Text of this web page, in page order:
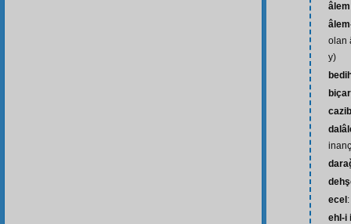
âlem
olan
y)
ecel
ehl-i